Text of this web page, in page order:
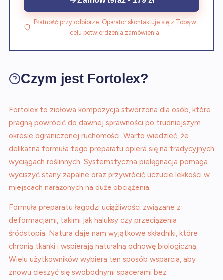
Płatność przy odbiorze. Operator skontaktuje się z Tobą w
celu potwierdzenia zamówienia.
Czym jest Fortolex?
Fortolex to ziołowa kompozycja stworzona dla osób, które
pragną powrócić do dawnej sprawności po trudniejszym
okresie ograniczonej ruchomości. Warto wiedzieć, że
delikatna formuła tego preparatu opiera się na tradycyjnych
wyciągach roślinnych. Systematyczna pielęgnacja pomaga
wyciszyć stany zapalne oraz przywrócić uczucie lekkości w
miejscach narażonych na duże obciążenia.
Formuła preparatu łagodzi uciążliwości związane z
deformacjami, takimi jak haluksy czy przeciążenia
śródstopia. Natura daje nam wyjątkowe składniki, które
chronią tkanki i wspierają naturalną odnowę biologiczną.
Wielu użytkowników wybiera ten sposób wsparcia, aby
znowu cieszyć się swobodnymi spacerami bez